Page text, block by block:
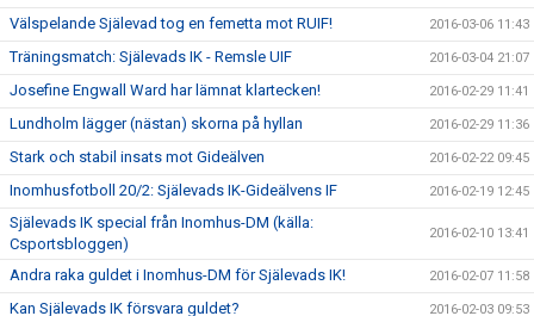
Välspelande Själevad tog en femetta mot RUIF! 2016-03-06 11:43
Träningsmatch: Själevads IK - Remsle UIF 2016-03-04 21:07
Josefine Engwall Ward har lämnat klartecken! 2016-02-29 11:41
Lundholm lägger (nästan) skorna på hyllan 2016-02-29 11:36
Stark och stabil insats mot Gideälven 2016-02-22 09:45
Inomhusfotboll 20/2: Själevads IK-Gideälvens IF 2016-02-19 12:45
Själevads IK special från Inomhus-DM (källa:
Csportsbloggen)
2016-02-10 13:41
Andra raka guldet i Inomhus-DM för Själevads IK! 2016-02-07 11:58
Kan Själevads IK försvara guldet? 2016-02-03 09:53